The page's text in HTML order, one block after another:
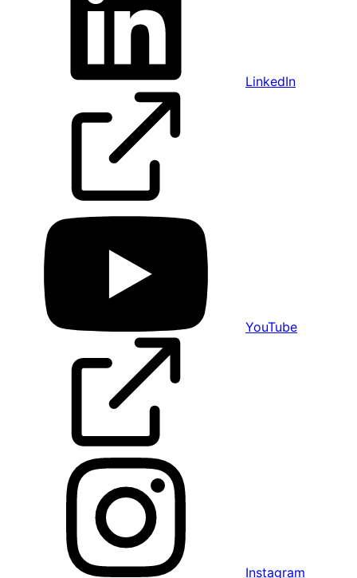
LinkedIn
YouTube
Instagram